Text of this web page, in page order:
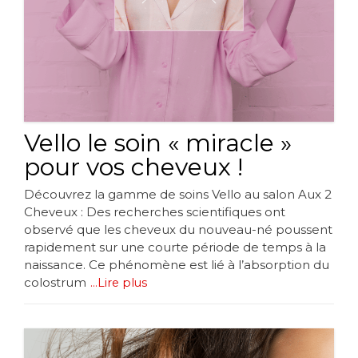
Vello le soin « miracle »
pour vos cheveux !
Découvrez la gamme de soins Vello au salon Aux 2
Cheveux : Des recherches scientifiques ont
observé que les cheveux du nouveau-né poussent
rapidement sur une courte période de temps à la
naissance. Ce phénomène est lié à l’absorption du
colostrum ...Lire plus